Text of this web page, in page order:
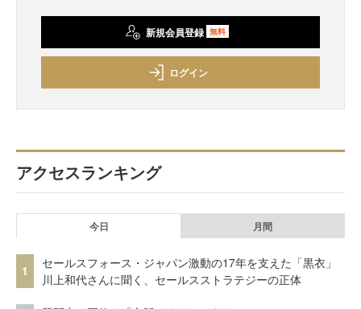
新規会員登録 無料
ログイン
アクセスランキング
今日 月間
1
セールスフォース・ジャパン激動の17年を支えた「黒衣」
川上和代さんに聞く、セールスストラテジーの正体